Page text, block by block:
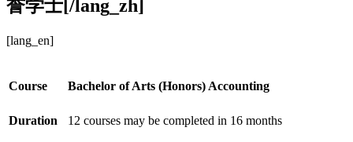
誉学士[/lang_zh]
[lang_en]
Course Bachelor of Arts (Honors) Accounting
Duration 12 courses may be completed in 16 months